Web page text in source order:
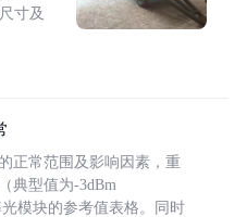
寸及
正常范围及影响因素，重
典型值为-3dBm
模块的参考值表格。同时